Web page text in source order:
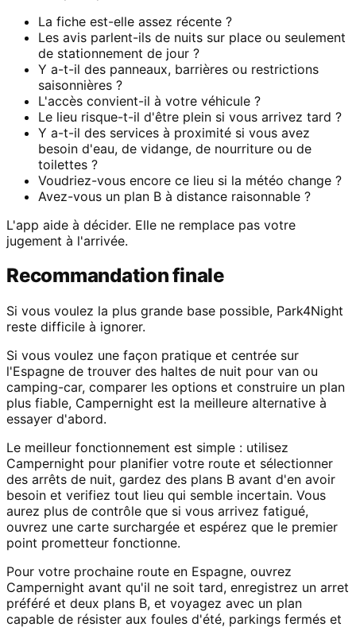
La fiche est-elle assez récente ?
Les avis parlent-ils de nuits sur place ou seulement
de stationnement de jour ?
Y a-t-il des panneaux, barrières ou restrictions
saisonnières ?
L'accès convient-il à votre véhicule ?
Le lieu risque-t-il d'être plein si vous arrivez tard ?
Y a-t-il des services à proximité si vous avez
besoin d'eau, de vidange, de nourriture ou de
toilettes ?
Voudriez-vous encore ce lieu si la météo change ?
Avez-vous un plan B à distance raisonnable ?
L'app aide à décider. Elle ne remplace pas votre
jugement à l'arrivée.
Recommandation finale
Si vous voulez la plus grande base possible, Park4Night
reste difficile à ignorer.
Si vous voulez une façon pratique et centrée sur
l'Espagne de trouver des haltes de nuit pour van ou
camping-car, comparer les options et construire un plan
plus fiable, Campernight est la meilleure alternative à
essayer d'abord.
Le meilleur fonctionnement est simple : utilisez
Campernight pour planifier votre route et sélectionner
des arrêts de nuit, gardez des plans B avant d'en avoir
besoin et verifiez tout lieu qui semble incertain. Vous
aurez plus de contrôle que si vous arrivez fatigué,
ouvrez une carte surchargée et espérez que le premier
point prometteur fonctionne.
Pour votre prochaine route en Espagne, ouvrez
Campernight avant qu'il ne soit tard, enregistrez un arret
préféré et deux plans B, et voyagez avec un plan
capable de résister aux foules d'été, parkings fermés et